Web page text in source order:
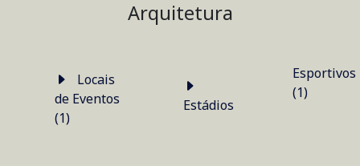
Arquitetura
de Eventos
(1)
Estádios
Esportivos
(1)